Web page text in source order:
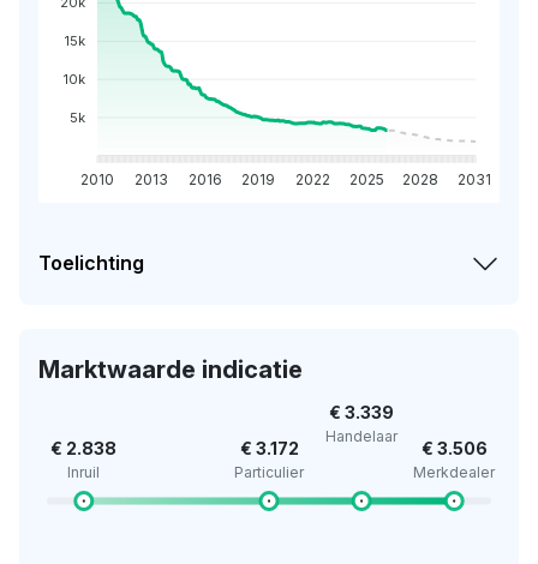
15k
10k
5k
2010 2013 2016 2019 2022 2025 2028 2031
Toelichting
Marktwaarde indicatie
€ 2.838
Inruil
€ 3.172
Particulier
€ 3.339
Handelaar
€ 3.506
Merkdealer